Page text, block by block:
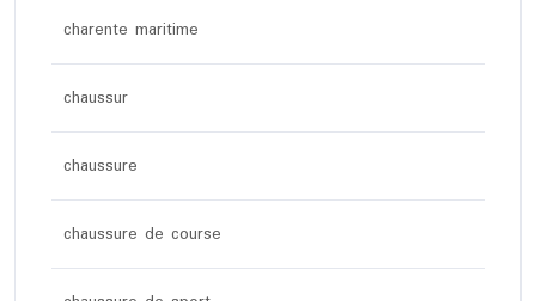
charente maritime
chaussur
chaussure
chaussure de course